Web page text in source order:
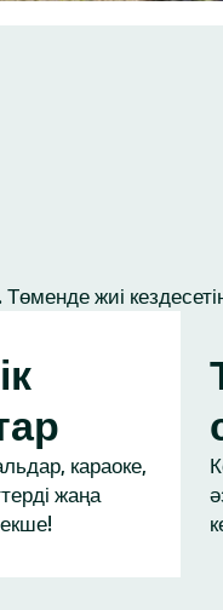
жиі
караоке,
жаңа